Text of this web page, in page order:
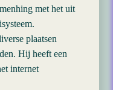
met het uit
plaatsen
Hij heeft een
internet